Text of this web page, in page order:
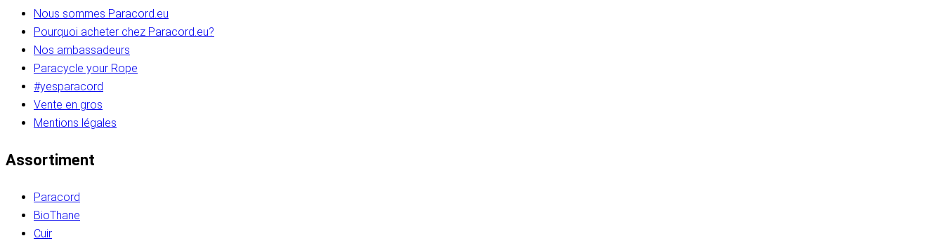
Nous sommes Paracord.eu
Pourquoi acheter chez Paracord.eu?
Nos ambassadeurs
Paracycle your Rope
#yesparacord
Vente en gros
Mentions légales
Assortiment
Paracord
BioThane
Cuir